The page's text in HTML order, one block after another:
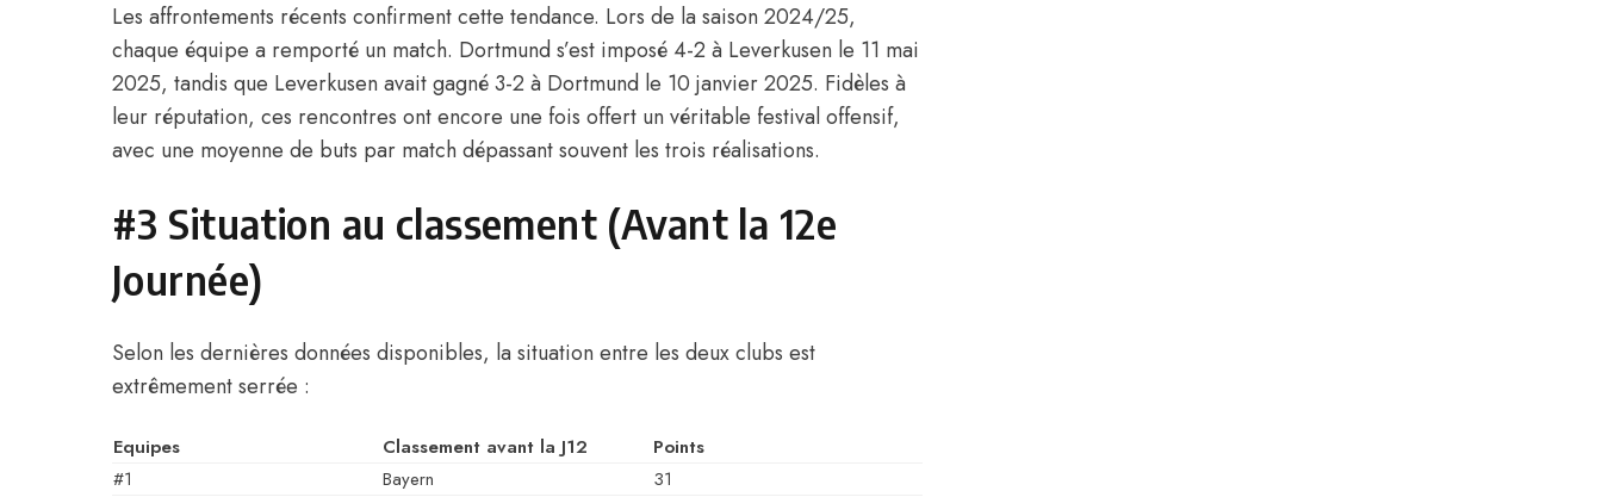
Les affrontements récents confirment cette tendance. Lors de la saison 2024/25,
chaque équipe a remporté un match. Dortmund s’est imposé 4-2 à Leverkusen le 11 mai
2025, tandis que Leverkusen avait gagné 3-2 à Dortmund le 10 janvier 2025. Fidèles à
leur réputation, ces rencontres ont encore une fois offert un véritable festival offensif,
avec une moyenne de buts par match dépassant souvent les trois réalisations.
#3 Situation au classement (Avant la 12e
Journée)
Selon les dernières données disponibles, la situation entre les deux clubs est
extrêmement serrée :
Equipes Classement avant la J12
Points
#1
Bayern
31